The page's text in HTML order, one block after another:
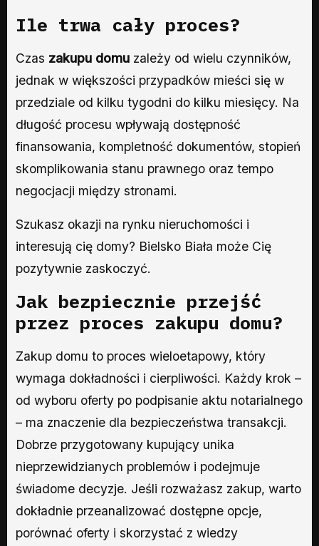
Ile trwa cały proces?
Czas zakupu domu zależy od wielu czynników,
jednak w większości przypadków mieści się w
przedziale od kilku tygodni do kilku miesięcy. Na
długość procesu wpływają dostępność
finansowania, kompletność dokumentów, stopień
skomplikowania stanu prawnego oraz tempo
negocjacji między stronami.
Szukasz okazji na rynku nieruchomości i
interesują cię domy? Bielsko Biała może Cię
pozytywnie zaskoczyć.
Jak bezpiecznie przejść
przez proces zakupu domu?
Zakup domu to proces wieloetapowy, który
wymaga dokładności i cierpliwości. Każdy krok –
od wyboru oferty po podpisanie aktu notarialnego
– ma znaczenie dla bezpieczeństwa transakcji.
Dobrze przygotowany kupujący unika
nieprzewidzianych problemów i podejmuje
świadome decyzje. Jeśli rozważasz zakup, warto
dokładnie przeanalizować dostępne opcje,
porównać oferty i skorzystać z wiedzy